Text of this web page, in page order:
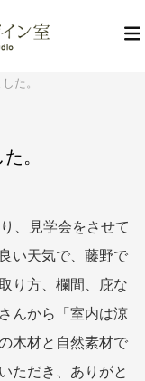
た。
。
、見学会をさせて
い天気で、藤野で
り方、欄間、庇な
んから「室内は涼
木材と自然素材で
ただき、ありがと